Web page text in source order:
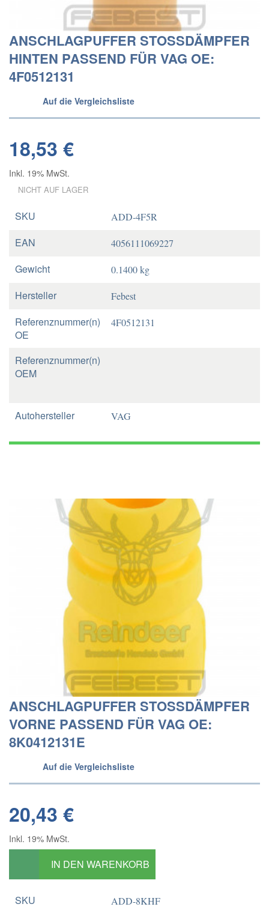
ANSCHLAGPUFFER STOSSDÄMPFER
HINTEN PASSEND FÜR VAG OE:
4F0512131
Auf die Vergleichsliste
18,53 €
Inkl. 19% MwSt.
NICHT AUF LAGER
SKU ADD-4F5R
EAN 4056111069227
Gewicht 0.1400 kg
Hersteller Febest
Referenznummer(n)
OE
4F0512131
Referenznummer(n)
OEM
Autohersteller VAG
ANSCHLAGPUFFER STOSSDÄMPFER
VORNE PASSEND FÜR VAG OE:
8K0412131E
Auf die Vergleichsliste
20,43 €
Inkl. 19% MwSt.
IN DEN WARENKORB
SKU ADD-8KHF